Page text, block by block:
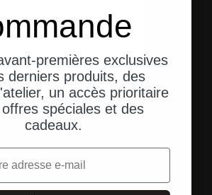
(HX)
Angebot
$17.00
premières exclusives
derniers produits, des
un accès prioritaire
spéciales et des
cadeaux.